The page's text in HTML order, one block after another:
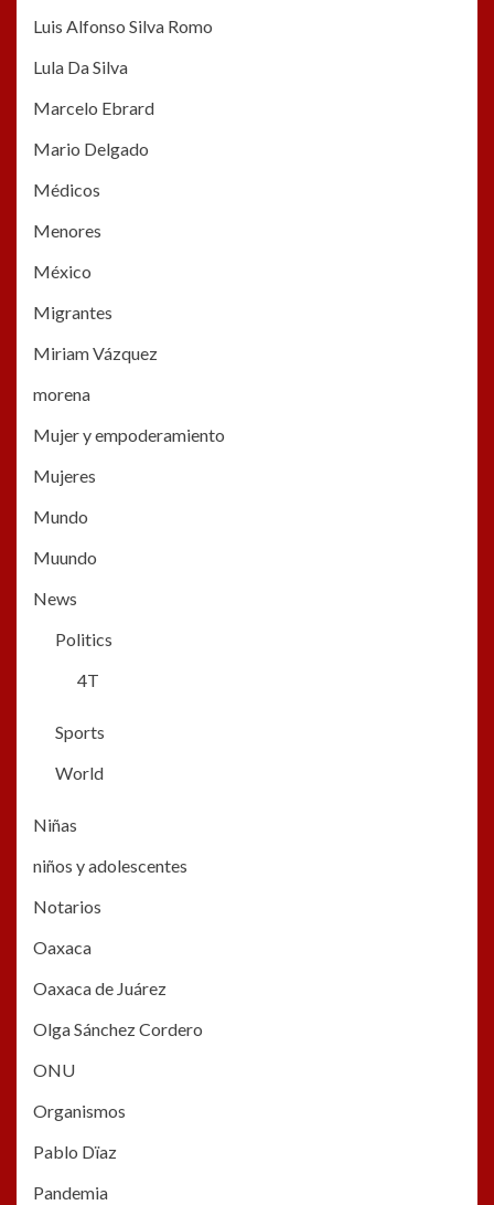
Luis Alfonso Silva Romo
Lula Da Silva
Marcelo Ebrard
Mario Delgado
Médicos
Menores
México
Migrantes
Miriam Vázquez
morena
Mujer y empoderamiento
Mujeres
Mundo
Muundo
News
Politics
4T
Sports
World
Niñas
niños y adolescentes
Notarios
Oaxaca
Oaxaca de Juárez
Olga Sánchez Cordero
ONU
Organismos
Pablo Dïaz
Pandemia